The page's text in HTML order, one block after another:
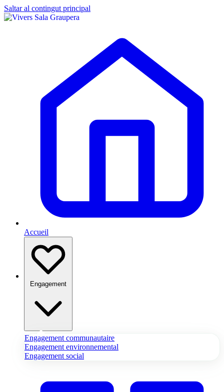
Saltar al contingut principal
Accueil
Engagement
Engagement communautaire
Engagement environnemental
Engagement social